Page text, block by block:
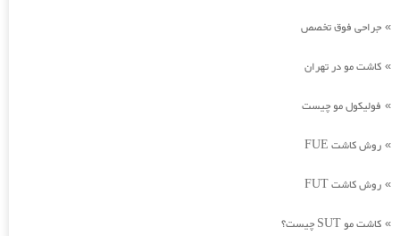
» جراحی فوق تخصص
» کاشت مو در تهران
» فولیکول مو چیست
» روش کاشت FUE
» روش کاشت FUT
» کاشت مو SUT چیست؟